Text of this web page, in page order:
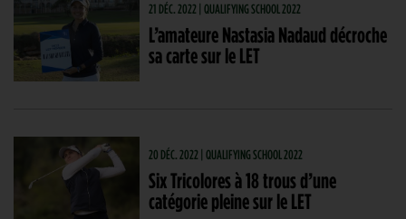
21 DÉC. 2022 | QUALIFYING SCHOOL 2022
L’amateure Nastasia Nadaud décroche
sa carte sur le LET
20 DÉC. 2022 | QUALIFYING SCHOOL 2022
Six Tricolores à 18 trous d’une
catégorie pleine sur le LET